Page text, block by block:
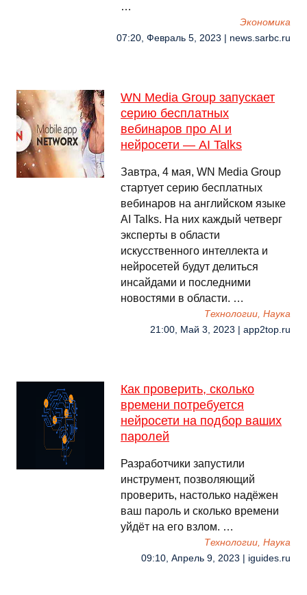
…
Экономика
07:20, Февраль 5, 2023 | news.sarbc.ru
WN Media Group запускает
серию бесплатных
вебинаров про AI и
нейросети — AI Talks
Завтра, 4 мая, WN Media Group
стартует серию бесплатных
вебинаров на английском языке
AI Talks. На них каждый четверг
эксперты в области
искусственного интеллекта и
нейросетей будут делиться
инсайдами и последними
новостями в области. …
Технологии, Наука
21:00, Май 3, 2023 | app2top.ru
Как проверить, сколько
времени потребуется
нейросети на подбор ваших
паролей
Разработчики запустили
инструмент, позволяющий
проверить, настолько надёжен
ваш пароль и сколько времени
уйдёт на его взлом. …
Технологии, Наука
09:10, Апрель 9, 2023 | iguides.ru